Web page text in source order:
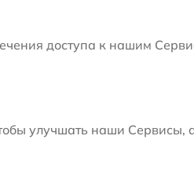
доступа к нашим
улучшать наши Сервисы,